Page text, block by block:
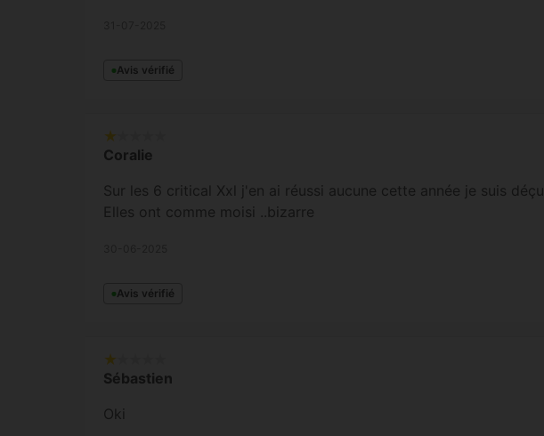
Avis vérifié
Coralie
Sur les 6 critical Xxl j'en ai réussi aucune cette année je suis déçu..
Elles ont comme moisi ..bizarre
Avis vérifié
Sébastien
Oki